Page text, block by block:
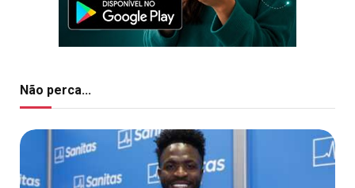
Não perca...